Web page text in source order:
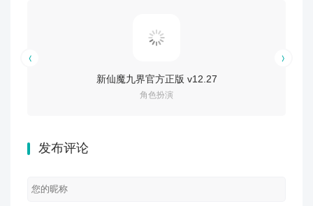
新仙魔九界官方正版 v12.27
角色扮演
发布评论